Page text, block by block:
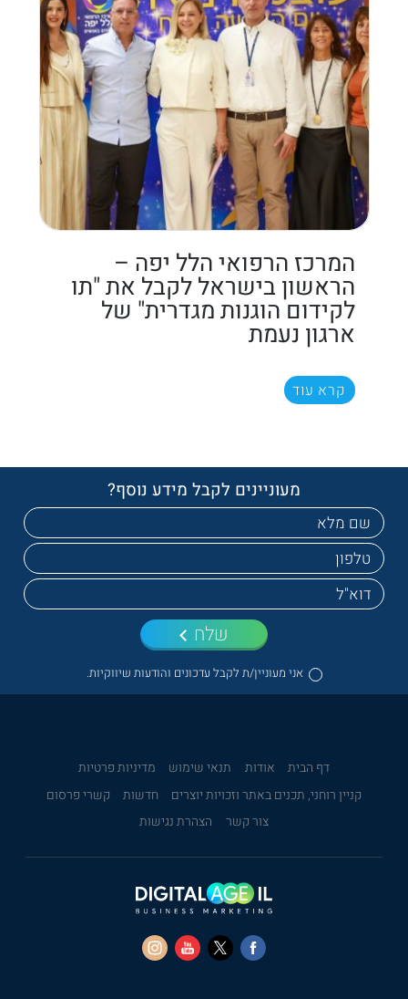
המרכז הרפואי הלל יפה –
הראשון בישראל לקבל את "תו
לקידום הוגנות מגדרית" של
ארגון נעמת
קרא עוד
מעוניינים לקבל מידע נוסף?
אני מעוניין/ת לקבל עדכונים והודעות שיווקיות.
שלח
דף הבית אודות תנאי שימוש
מדיניות פרטיות
קניין רוחני, תכנים באתר וזכויות יוצרים
חדשות
קשרי פרסום
צור קשר
הצהרת נגישות